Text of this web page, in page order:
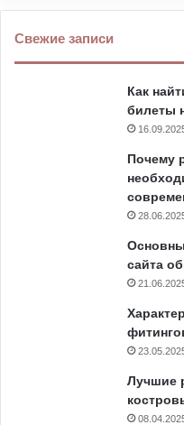
Свежие записи
Как
билеты
Почему
сайта
Лучшие